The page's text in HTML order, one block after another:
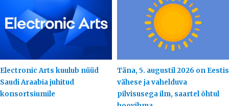
Electronic Arts kuulub nüüd
Saudi Araabia juhitud
konsortsiumile
Täna, 5. augustil 2026 on Eestis
vähese ja vahelduva
pilvisusega ilm, saartel õhtul